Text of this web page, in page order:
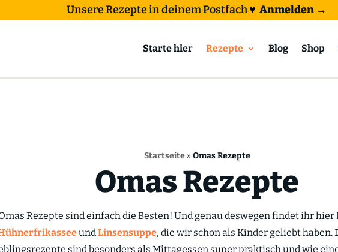
Unsere Rezepte in deinem Postfach♥ Anmelden →
Starte hier Rezepte Blog Shop
Startseite»Omas Rezepte
Omas Rezepte
Rezepte sind einfach die Besten! Und genau deswegen findet ihr hier
undLinsensuppe, die wir schon als Kinder geliebt haben.
sind besonders als Mittagessen super praktisch und wie